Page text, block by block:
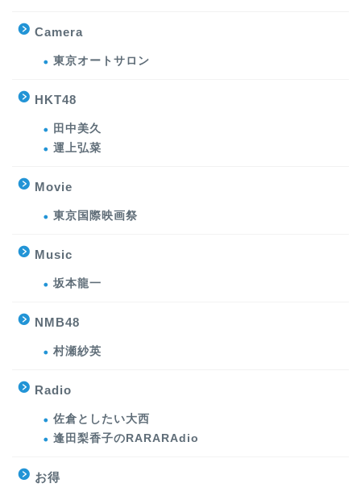
Camera
東京オートサロン
HKT48
田中美久
運上弘菜
Movie
東京国際映画祭
Music
坂本龍一
NMB48
村瀬紗英
Radio
佐倉としたい大西
逢田梨香子のRARARAdio
お得